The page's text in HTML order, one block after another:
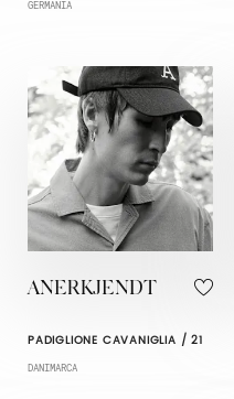
GERMANIA
ANERKJENDT
PADIGLIONE CAVANIGLIA / 21
DANIMARCA